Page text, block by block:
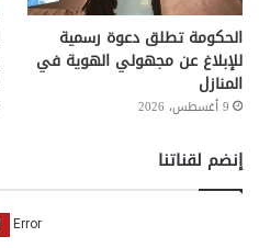
الحكومة تطلق دعوة رسمية
للإبلاغ عن مجهولي الهوية في
المنازل
9 أغسطس، 2026
إنضم لقناتنا